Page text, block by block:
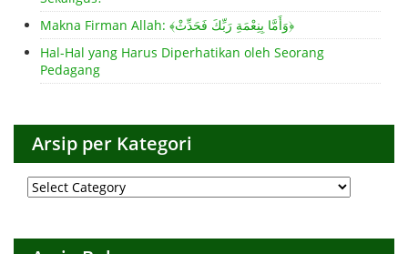
Makna Firman Allah: ﴾وَأَمَّا بِنِعْمَةِ رَبِّكَ فَحَدِّثْ﴿
Hal-Hal yang Harus Diperhatikan oleh Seorang
Pedagang
Arsip per Kategori
Arsip
per